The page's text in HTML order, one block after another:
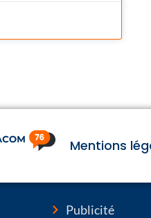
Publicité
Mentions